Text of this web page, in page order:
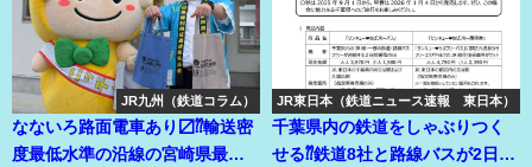
JR九州（鉄道コラム）
なないろ路面電車あり〼⁇輸送密
度最低水準の沿線の宮崎県最南
JR東日本（鉄道ニュース速報 東日本）
千葉県内の鉄道をしゃぶりつく
せる⁇鉄道8社と路線バスが2日間